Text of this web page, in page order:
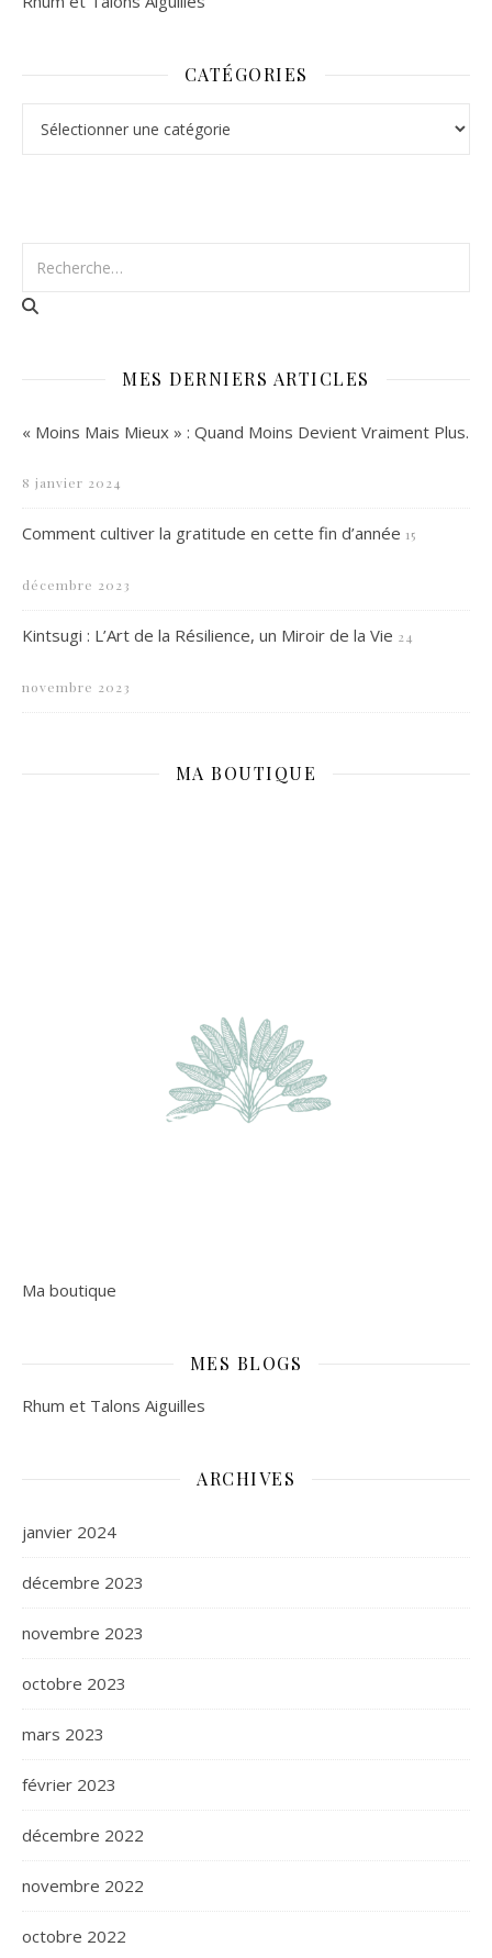
CATÉGORIES
MES DERNIERS ARTICLES
« Moins Mais Mieux » : Quand Moins Devient Vraiment Plus.
8 janvier 2024
Comment cultiver la gratitude en cette fin d’année 15
décembre 2023
Kintsugi : L’Art de la Résilience, un Miroir de la Vie 24
novembre 2023
MA BOUTIQUE
Ma boutique
MES BLOGS
Rhum et Talons Aiguilles
ARCHIVES
janvier 2024
décembre 2023
novembre 2023
octobre 2023
mars 2023
février 2023
décembre 2022
novembre 2022
octobre 2022